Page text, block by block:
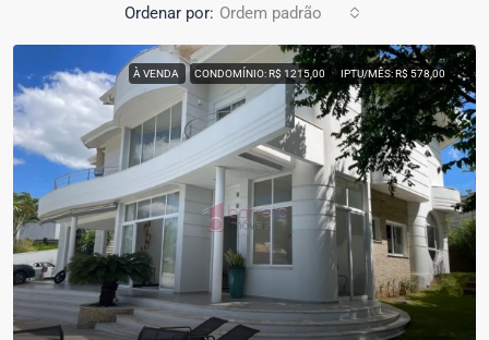
Ordenar por: Ordem padrão
À VENDA CONDOMÍNIO: R$ 1215,00 IPTU/MÊS: R$ 578,00